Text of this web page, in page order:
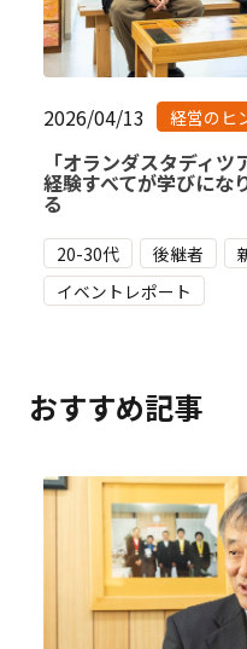
2026/04/13 経営のヒ
「オランダスタディ
経験すべてが学びにな
る
20-30代 後継者
イベントレポート
おすすめ記事